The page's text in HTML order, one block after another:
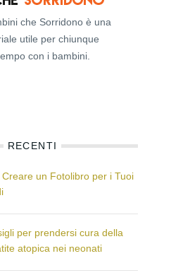
che Sorridono è una
utile per chiunque
con i bambini.
RECENTI
un Fotolibro per i Tuoi
per prendersi cura della
atopica nei neonati